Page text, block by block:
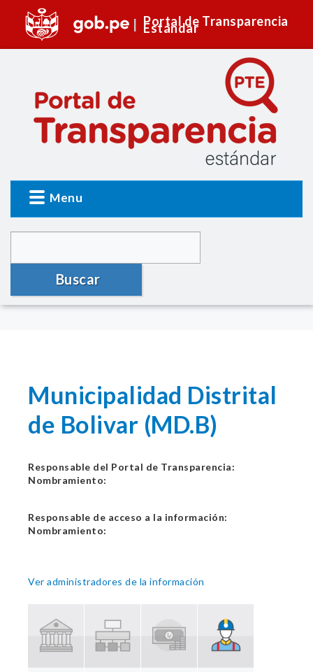
Portal de Transparencia
Estándar
Menu
Buscar
Municipalidad Distrital
de Bolivar (MD.B)
Responsable del Portal de Transparencia:
Nombramiento:
Responsable de acceso a la información:
Nombramiento:
Ver administradores de la información